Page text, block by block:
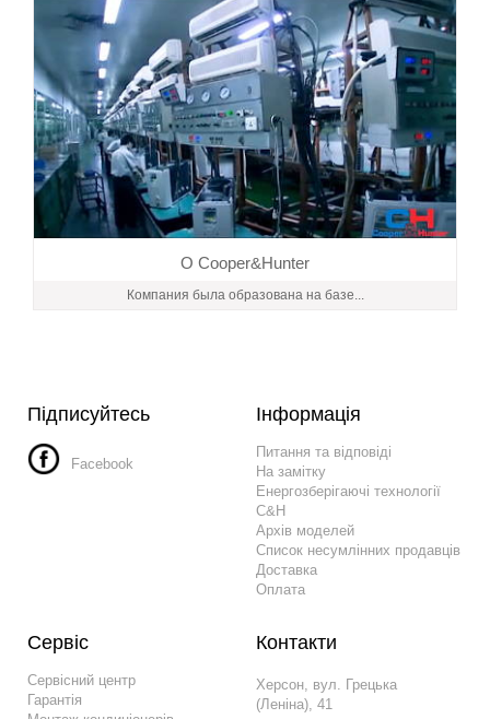
О Cooper&Hunter
Компания была образована на базе...
Підписуйтесь
Facebook
Інформація
Питання та відповіді
На замітку
Енергозберігаючі технології
C&H
Архів моделей
Список несумлінних продавців
Доставка
Оплата
Сервіс
Сервісний центр
Гарантія
Контакти
Херсон, вул. Грецька
(Леніна), 41